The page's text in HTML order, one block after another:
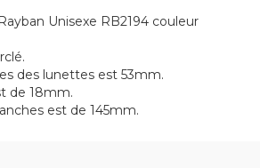
Unisexe RB2194 couleur
des lunettes est 53mm.
de 18mm.
est de 145mm.